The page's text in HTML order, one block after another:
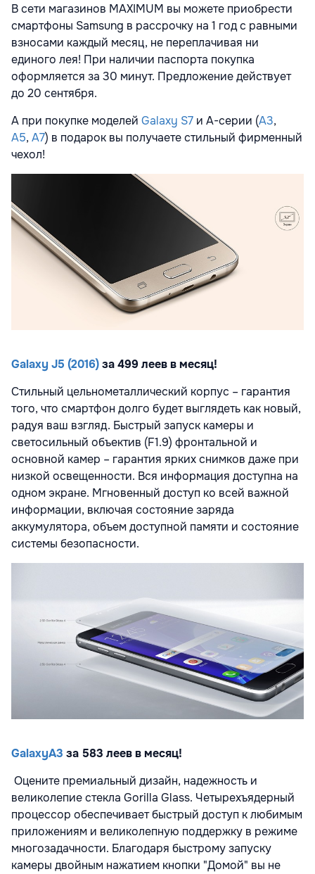
В сети магазинов MAXIMUM вы можете приобрести
смартфоны Samsung в рассрочку на 1 год с равными
взносами каждый месяц, не переплачивая ни
единого лея! При наличии паспорта покупка
оформляется за 30 минут. Предложение действует
до 20 сентября.
А при покупке моделей Galaxy S7 и A-серии (А3,
А5, A7) в подарок вы получаете стильный фирменный
чехол!
Galaxy J5 (2016)за 499 леев в месяц!
Стильный цельнометаллический корпус – гарантия
того, что смартфон долго будет выглядеть как новый,
радуя ваш взгляд. Быстрый запуск камеры и
светосильный объектив (F1.9) фронтальной и
основной камер – гарантия ярких снимков даже при
низкой освещенности. Вся информация доступна на
одном экране. Мгновенный доступ ко всей важной
информации, включая состояние заряда
аккумулятора, объем доступной памяти и состояние
системы безопасности.
GalaxyA3 за 583 леев в месяц!
Оцените премиальный дизайн, надежность и
великолепие стекла Gorilla Glass. Четырехъядерный
процессор обеспечивает быстрый доступ к любимым
приложениям и великолепную поддержку в режиме
многозадачности. Благодаря быстрому запуску
камеры двойным нажатием кнопки "Домой" вы не